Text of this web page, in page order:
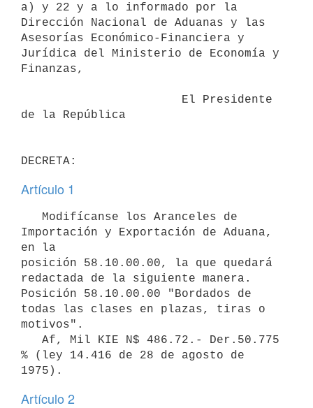
a) y 22 y a lo informado por la
Dirección Nacional de Aduanas y las
Asesorías Económico-Financiera y
Jurídica del Ministerio de Economía y
Finanzas,
de la República
Artículo 1
Importación y Exportación de Aduana,
en la
posición 58.10.00.00, la que quedará
redactada de la siguiente manera.
Posición 58.10.00.00 "Bordados de
todas las clases en plazas, tiras o
motivos".
% (ley 14.416 de 28 de agosto de
Artículo 2